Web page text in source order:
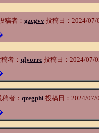
稿者： gzcgvv投稿日：2024/07/
者： qlyorrc投稿日：2024/07/
稿者： qzegphi投稿日：2024/07/